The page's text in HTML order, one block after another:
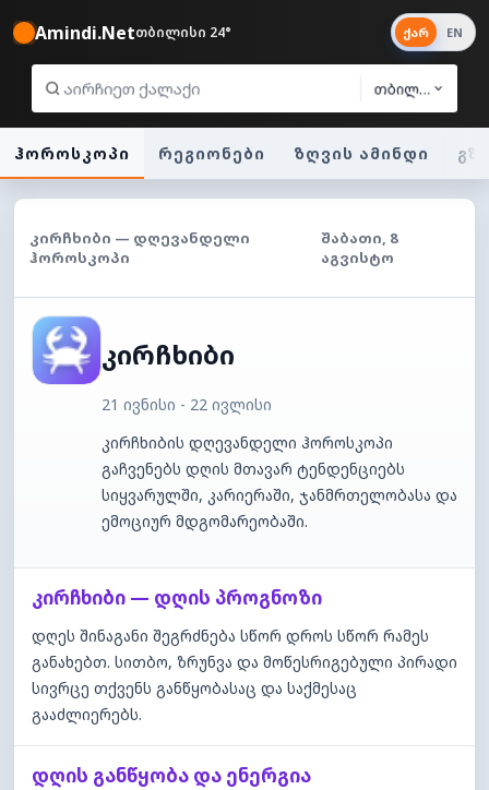
Amindi.Netთბილისი 24°
თბილისი
ქარ EN
ჰოროსკოპი რეგიონები ზღვის ამინდი
ᲙᲘᲠᲩᲮᲘᲑᲘ — ᲓᲦᲔᲕᲐᲜᲓᲔᲚᲘ
ᲰᲝᲠᲝᲡᲙᲝᲞᲘ
ᲨᲐᲑᲐᲗᲘ, 8
ᲐᲒᲕᲘᲡᲢᲝ
კირჩხიბი
21 ივნისი - 22 ივლისი
კირჩხიბის დღევანდელი ჰოროსკოპი
გაჩვენებს დღის მთავარ ტენდენციებს
სიყვარულში, კარიერაში, ჯანმრთელობასა და
ემოციურ მდგომარეობაში.
კირჩხიბი — დღის პროგნოზი
დღეს შინაგანი შეგრძნება სწორ დროს სწორ რამეს
განახებთ. სითბო, ზრუნვა და მოწესრიგებული პირადი
სივრცე თქვენს განწყობასაც და საქმესაც
გააძლიერებს.
დღის განწყობა და ენერგია